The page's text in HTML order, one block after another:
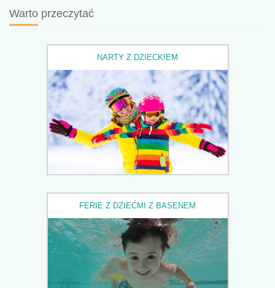
Warto przeczytać
NARTY Z DZIECKIEM
FERIE Z DZIEĆMI Z BASENEM